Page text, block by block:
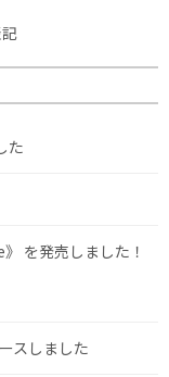
た
を発売しました！
スしました